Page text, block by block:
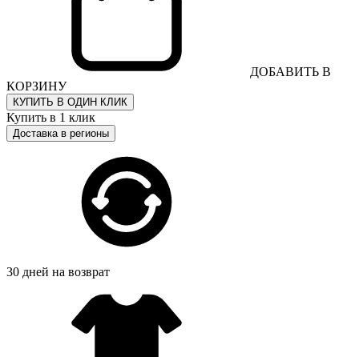
ДОБАВИТЬ В
КОРЗИНУ
КУПИТЬ В ОДИН КЛИК
Купить в 1 клик
Доставка в регионы
30 дней на возврат